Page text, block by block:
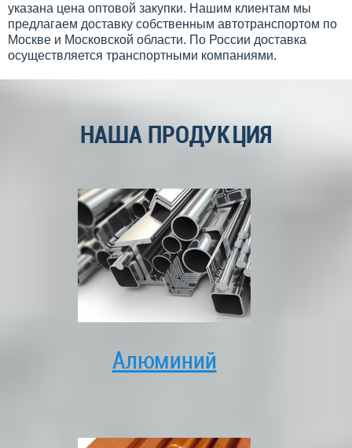
указана цена оптовой закупки. Нашим клиентам мы
предлагаем доставку собственным автотранспортом по
Москве и Московской области. По России доставка
осуществляется транспортными компаниями.
НАША ПРОДУКЦИЯ
Алюминий